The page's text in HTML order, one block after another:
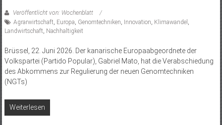
Veröffentlicht von: Wochenblatt
Agrarwirtschaft, Europa, Genomtechniken, Innovation, Klimawandel ,
Landwirtschaft, Nachhaltigkeit
Brüssel, 22. Juni 2026. Der kanarische Europaabgeordnete der
Volkspartei (Partido Popular), Gabriel Mato, hat die Verabschiedung
des Abkommens zur Regulierung der neuen Genomtechniken
(NGTs)
Weiterlesen